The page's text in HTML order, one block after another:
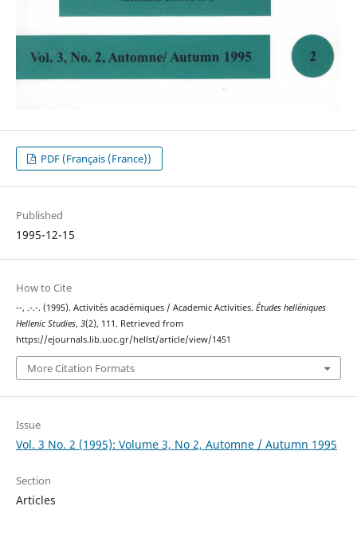
PDF (Français (France))
Published
1995-12-15
How to Cite
--, .-.-. (1995). Activités académiques / Academic Activities. Études helléniques
Hellenic Studies, 3(2), 111. Retrieved from
https://ejournals.lib.uoc.gr/hellst/article/view/1451
More Citation Formats
Issue
Vol. 3 No. 2 (1995): Volume 3, No 2, Automne / Autumn 1995
Section
Articles